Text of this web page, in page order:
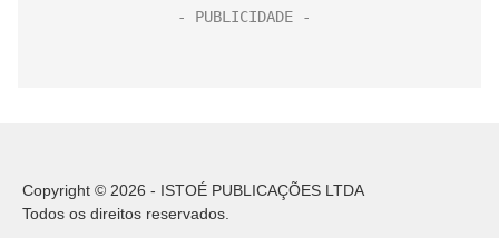
Copyright © 2026 - ISTOÉ PUBLICAÇÕES LTDA
Todos os direitos reservados.